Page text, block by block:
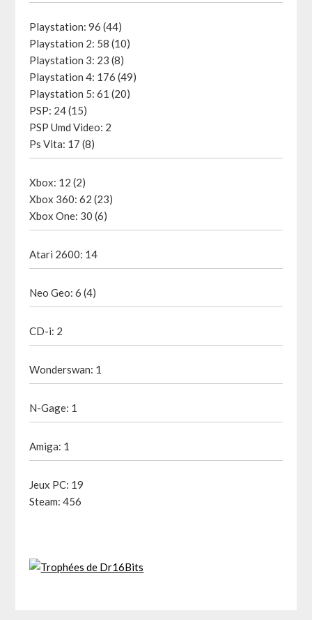
Playstation: 96 (44)
Playstation 2: 58 (10)
Playstation 3: 23 (8)
Playstation 4: 176 (49)
Playstation 5: 61 (20)
PSP: 24 (15)
PSP Umd Video: 2
Ps Vita: 17 (8)
Xbox: 12 (2)
Xbox 360: 62 (23)
Xbox One: 30 (6)
Atari 2600: 14
Neo Geo: 6 (4)
CD-i: 2
Wonderswan: 1
N-Gage: 1
Amiga: 1
Jeux PC: 19
Steam: 456